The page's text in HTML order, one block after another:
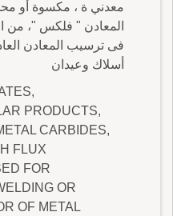
معدني ة ، مكسوة أو
المعادن " فلكس "، من
فى ترسيب المعادن
أسلاك وعيدان
PRODUCTS,
CARBIDES,
FLUX
FOR
OR
OF METAL